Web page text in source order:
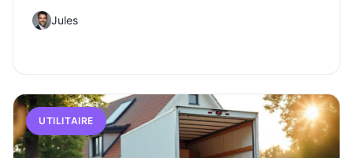
Jules
UTILITAIRE